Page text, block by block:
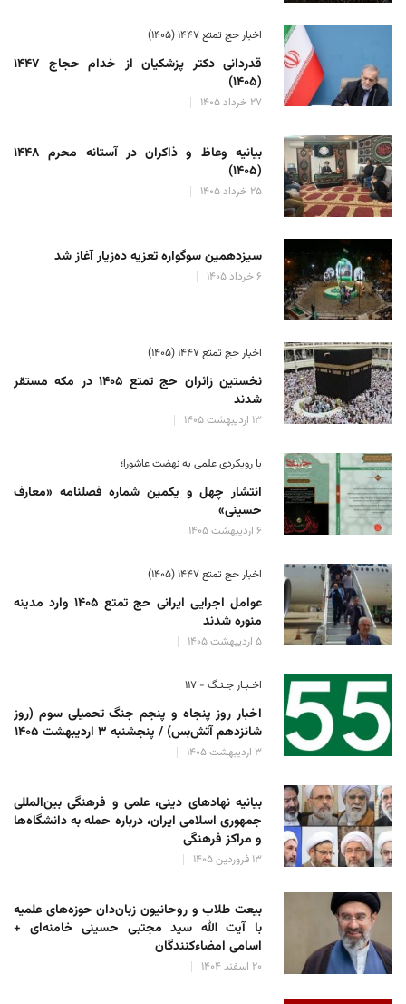
اخبار حج تمتع ۱۴۴۷ (۱۴۰۵)
قدردانی دکتر پزشکیان از خدام حجاج ۱۴۴۷
(۱۴۰۵)
۲۷ خرداد ۱۴۰۵
بیانیه وعاظ و ذاکران در آستانه محرم ۱۴۴۸
(۱۴۰۵)
۲۵ خرداد ۱۴۰۵
سیزدهمین سوگواره تعزیه ده‌زیار آغاز شد
۶ خرداد ۱۴۰۵
اخبار حج تمتع ۱۴۴۷ (۱۴۰۵)
نخستین زائران حج تمتع ۱۴۰۵ در مکه مستقر
شدند
۱۳ اردیبهشت ۱۴۰۵
با رویکردی علمی به نهضت عاشورا؛
انتشار چهل و یکمین شماره فصلنامه «معارف
حسینی»
۶ اردیبهشت ۱۴۰۵
اخبار حج تمتع ۱۴۴۷ (۱۴۰۵)
عوامل اجرایی ایرانی حج تمتع ۱۴۰۵ وارد مدینه
منوره ‌شدند
۵ اردیبهشت ۱۴۰۵
اخـبـار جـنـگ - ۱۱۷
اخبار روز پنجاه و پنجم جنگ تحمیلی سوم (روز
شانزدهم آتش‌بس) / پنجشنبه ۳ اردیبهشت ۱۴۰۵
۳ اردیبهشت ۱۴۰۵
بیانیه نهادهای دینی، علمی و فرهنگی بین‌المللی
جمهوری اسلامی ایران، درباره حمله به دانشگاه‌ها
و مراکز فرهنگی
۱۳ فروردین ۱۴۰۵
بیعت طلاب و روحانیون زبان‌دان حوزه‌های علمیه
با آیت الله سید مجتبی حسینی خامنه‌ای +
اسامی امضاءکنندگان
۲۰ اسفند ۱۴۰۴